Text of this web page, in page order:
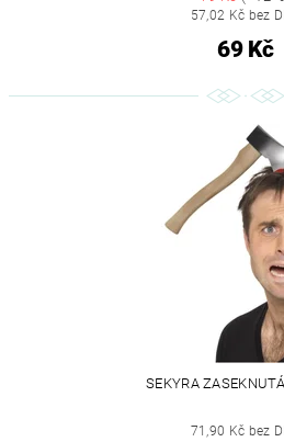
57,02 Kč bez
69 Kč
SEKYRA
71,90 Kč bez